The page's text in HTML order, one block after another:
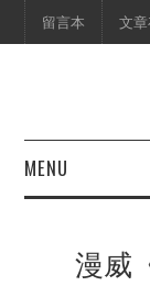
留言本 文
MENU
映像快讯
漫威